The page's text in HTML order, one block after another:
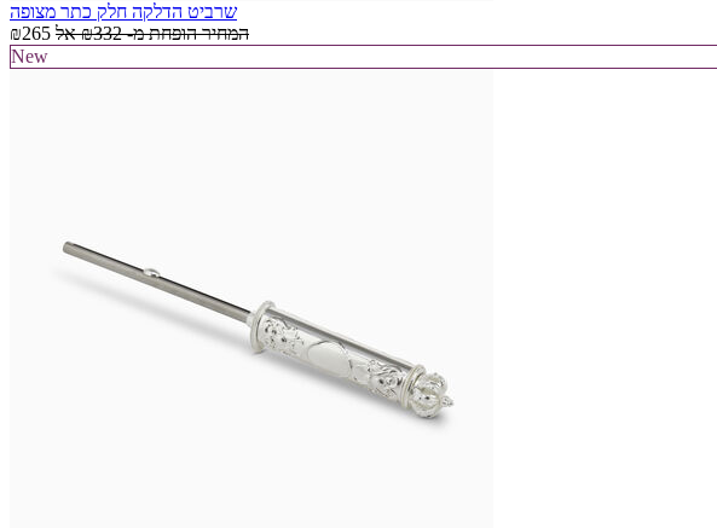
שרביט הדלקה חלק כתר מצופה
₪265
המחיר הופחת מ-₪332 אל
New